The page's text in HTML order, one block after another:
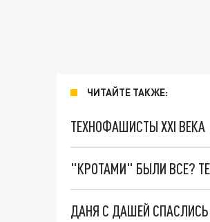
ЧИТАЙТЕ ТАКЖЕ:
ТЕХНОФАШИСТЫ XXI ВЕКА
"КРОТАМИ" БЫЛИ ВСЕ?
ДАНЯ С ДАШЕЙ